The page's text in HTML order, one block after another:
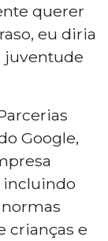
querer
eu diria
juventude
Google,
incluindo
crianças e